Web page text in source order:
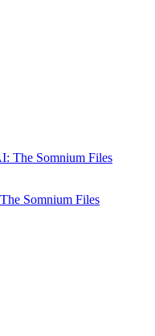
Somnium Files